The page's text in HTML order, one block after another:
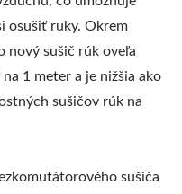
osušiť ruky. Okrem
nový sušič rúk oveľa
1 meter a je nižšia ako
sušičov rúk na
sušiča